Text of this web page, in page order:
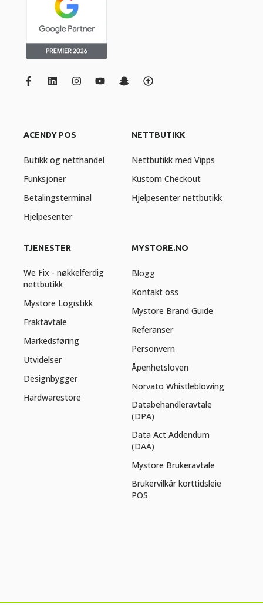
ACENDY POS
Butikk og netthandel
Funksjoner
Betalingsterminal
Hjelpesenter
NETTBUTIKK
Nettbutikk med Vipps
Kustom Checkout
Hjelpesenter nettbutikk
TJENESTER
We Fix - nøkkelferdig
nettbutikk
Mystore Logistikk
Fraktavtale
Markedsføring
Utvidelser
Designbygger
Hardwarestore
MYSTORE.NO
Blogg
Kontakt oss
Mystore Brand Guide
Referanser
Personvern
Åpenhetsloven
Norvato Whistleblowing
Databehandleravtale
(DPA)
Data Act Addendum
(DAA)
Mystore Brukeravtale
Brukervilkår korttidsleie
POS